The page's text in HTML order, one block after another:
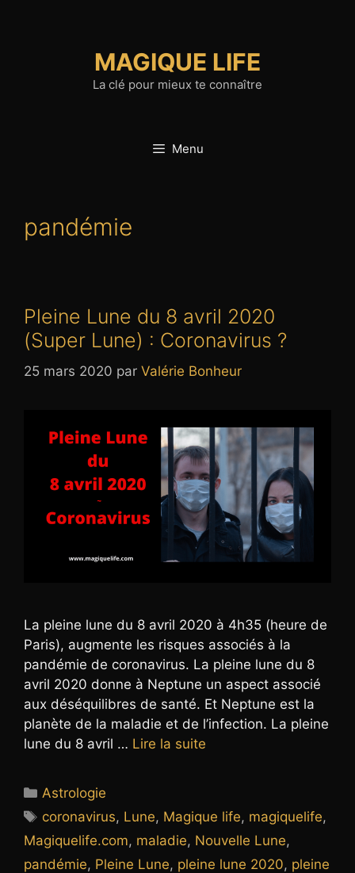
MAGIQUE LIFE
La clé pour mieux te connaître
Menu
pandémie
Pleine Lune du 8 avril 2020
(Super Lune) : Coronavirus ?
25 mars 2020 par Valérie Bonheur
La pleine lune du 8 avril 2020 à 4h35 (heure de
Paris), augmente les risques associés à la
pandémie de coronavirus. La pleine lune du 8
avril 2020 donne à Neptune un aspect associé
aux déséquilibres de santé. Et Neptune est la
planète de la maladie et de l’infection. La pleine
lune du 8 avril … Lire la suite
Catégories
Astrologie
Étiquettes
coronavirus, Lune, Magique life, magiquelife,
Magiquelife.com, maladie, Nouvelle Lune,
pandémie, Pleine Lune, pleine lune 2020, pleine